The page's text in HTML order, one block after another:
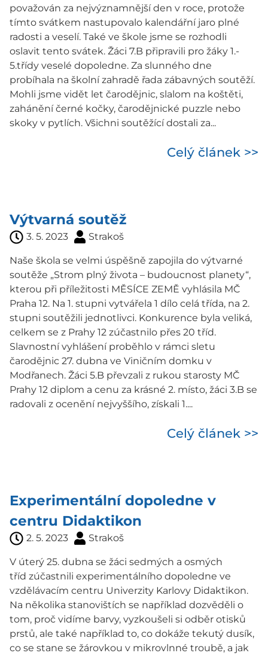
považován za nejvýznamnější den v roce, protože
tímto svátkem nastupovalo kalendářní jaro plné
radosti a veselí. Také ve škole jsme se rozhodli
oslavit tento svátek. Žáci 7.B připravili pro žáky 1.-
5.třídy veselé dopoledne. Za slunného dne
probíhala na školní zahradě řada zábavných soutěží.
Mohli jsme vidět let čarodějnic, slalom na koštěti,
zahánění černé kočky, čarodějnické puzzle nebo
skoky v pytlích. Všichni soutěžící dostali za...
Celý článek >>
Výtvarná soutěž
3. 5. 2023 Strakoš
Naše škola se velmi úspěšně zapojila do výtvarné
soutěže „Strom plný života – budoucnost planety“,
kterou při příležitosti MĚSÍCE ZEMĚ vyhlásila MČ
Praha 12. Na 1. stupni vytvářela 1 dílo celá třída, na 2.
stupni soutěžili jednotlivci. Konkurence byla veliká,
celkem se z Prahy 12 zúčastnilo přes 20 tříd.
Slavnostní vyhlášení proběhlo v rámci sletu
čarodějnic 27. dubna ve Viničním domku v
Modřanech. Žáci 5.B převzali z rukou starosty MČ
Prahy 12 diplom a cenu za krásné 2. místo, žáci 3.B se
radovali z ocenění nejvyššího, získali 1....
Celý článek >>
Experimentální dopoledne v
centru Didaktikon
2. 5. 2023 Strakoš
V úterý 25. dubna se žáci sedmých a osmých
tříd zúčastnili experimentálního dopoledne ve
vzdělávacím centru Univerzity Karlovy Didaktikon.
Na několika stanovištích se například dozvěděli o
tom, proč vidíme barvy, vyzkoušeli si odběr otisků
prstů, ale také například to, co dokáže tekutý dusík,
co se stane se žárovkou v mikrovlnné troubě, a jak